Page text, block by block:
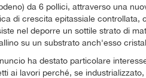
da 6 pollici, attraverso una
di crescita epitassiale controllata,
nel deporre un sottile strato di
su un substrato anch'esso
ha destato particolare
ai lavori perché, se industrializzato,